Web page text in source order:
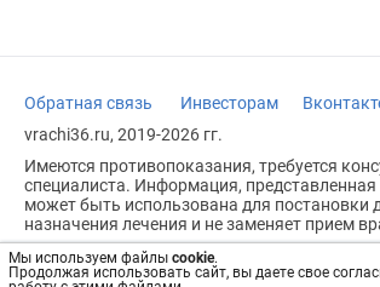
Мы используем файлы cookie.
Продолжая использовать сайт, вы даете свое
Обратная связь Инвесторам
vrachi36.ru, 2019-2026 гг.
Имеются противопоказания, требуется
специалиста. Информация, представленная
может быть использована для постановки
назначения лечения и не заменяет прием
Возрастное ограничение: 18+